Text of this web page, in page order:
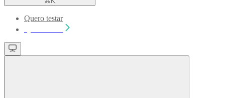
Quero testar